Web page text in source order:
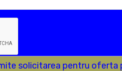
solicitarea pentru oferta